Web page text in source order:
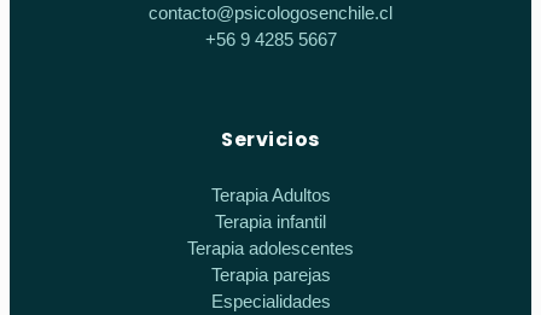
contacto@psicologosenchile.cl
+56 9 4285 5667
Servicios
Terapia Adultos
Terapia infantil
Terapia adolescentes
Terapia parejas
Especialidades